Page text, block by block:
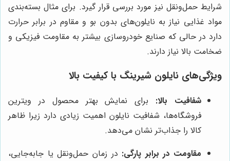
شرایط حمل‌ونقل نیز مورد بررسی قرار گیرد. برای مثال بسته‌بندی
مواد غذایی نیاز به نایلون‌های بدون بو و مقاوم در برابر حرارت
دارد در حالی که صنایع خودروسازی بیشتر به مقاومت فیزیکی و
ضخامت بالا نیاز دارند.
ویژگی‌های نایلون شیرینگ با کیفیت بالا
شفافیت بالا:
برای نمایش بهتر محصول در ویترین
فروشگاه‌ها، شفافیت نایلون اهمیت زیادی دارد زیرا ظاهر
کالا را جذاب‌تر نشان می‌دهد.
مقاومت در برابر پارگی: در زمان حمل‌ونقل یا جابه‌جایی،